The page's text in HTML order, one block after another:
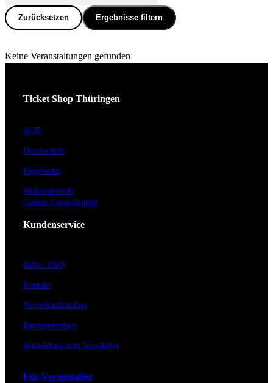
Zurücksetzen Ergebnisse filtern
Keine Veranstaltungen gefunden
Ticket Shop Thüringen
AGB
Datenschutz
Impressum
Widerrufsrecht
Cookie-Einstellungen
Kundenservice
Hilfe / FAQ
Kontakt
Vorverkaufsstellen
Barrierefreiheit
Anmeldung zum Newsletter
Für Veranstalter